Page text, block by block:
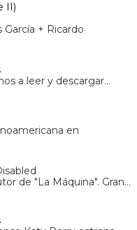
II)
García + Ricardo
a leer y descargar…
en
de "La Máquina". Gran…